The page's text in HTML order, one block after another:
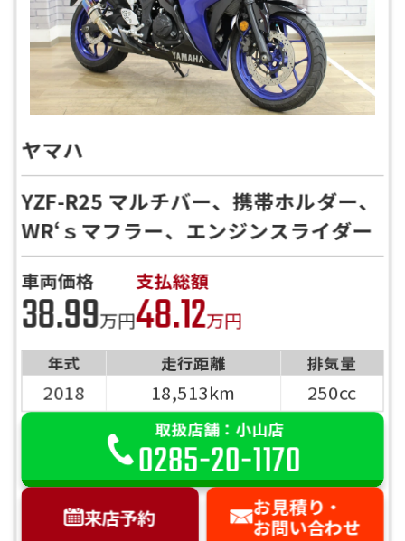
ヤマハ
YZF-R25 マルチバー、携帯ホルダー、
WR‘ｓマフラー、エンジンスライダー
車両価格
38.99万円
支払総額
48.12万円
年式 走行距離 排気量
2018 18,513km 250cc
取扱店舗：小山店
0285-20-1170
来店予約
お見積り・
お問い合わせ